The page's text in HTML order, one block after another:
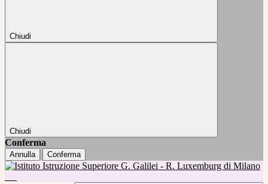
Chiudi
Chiudi
Conferma
Annulla Conferma